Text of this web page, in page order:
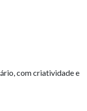
com criatividade e